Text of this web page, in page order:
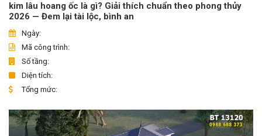
kim lâu hoang ốc là gì? Giải thích chuẩn theo phong thủy
2026 — Đem lại tài lộc, bình an
Ngày:
Mã công trình:
Số tầng:
Diện tích:
Tổng mức: